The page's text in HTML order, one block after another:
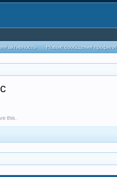
this.
активность Новые сообщения профиля